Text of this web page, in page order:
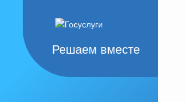
Решаем вместе